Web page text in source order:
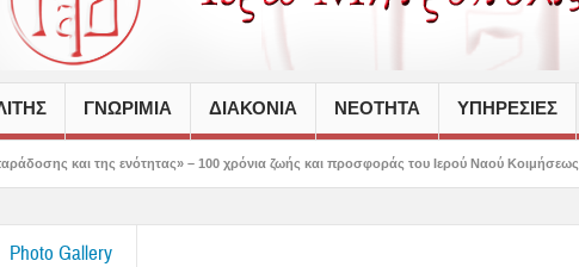
ΓΝΩΡΙΜΙΑ ΔΙΑΚΟΝΙΑ ΝΕΟΤΗΤΑ ΥΠΗΡΕΣΙΕΣ
– 100 χρόνια ζωής και προσφοράς του Ιερού Ναού Κοιμήσεως της Θεοτόκου Πτελεού
Photo Gallery